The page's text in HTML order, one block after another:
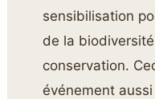
sensibilisation
de la
conservation.
événement aussi